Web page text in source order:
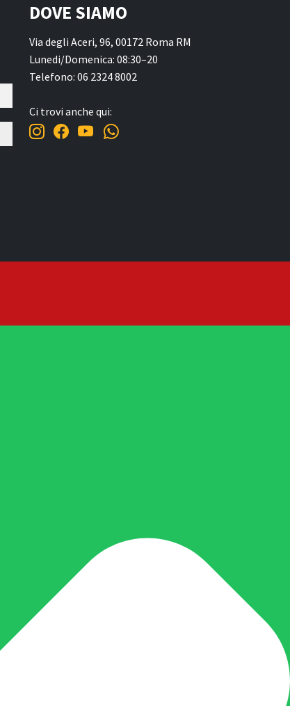
DOVE SIAMO
Via degli Aceri, 96, 00172 Roma RM
Lunedi/Domenica: 08:30–20
Telefono: 06 2324 8002
Ci trovi anche qui: